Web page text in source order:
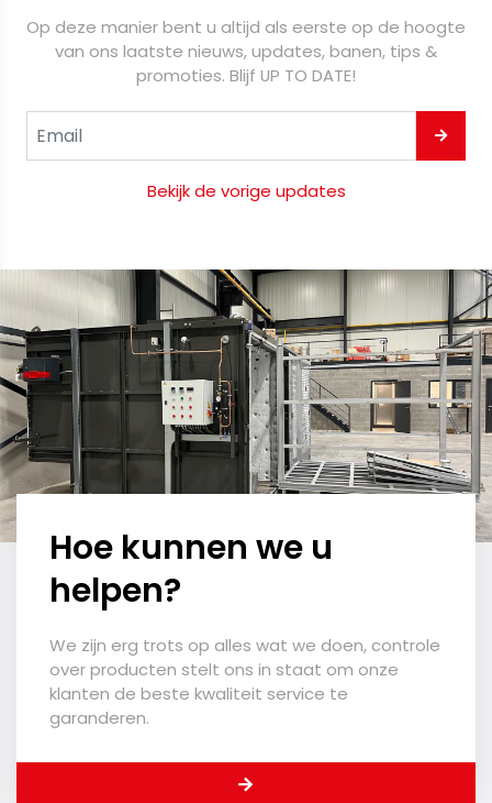
Op deze manier bent u altijd als eerste op de hoogte
van ons laatste nieuws, updates, banen, tips &
promoties. Blijf UP TO DATE!
Bekijk de vorige updates
Hoe kunnen we u
helpen?
We zijn erg trots op alles wat we doen, controle
over producten stelt ons in staat om onze
klanten de beste kwaliteit service te
garanderen.